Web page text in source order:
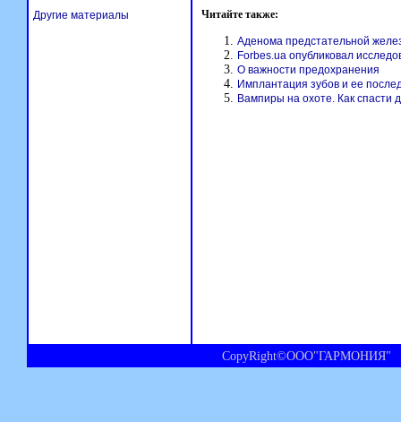
Читайте также:
Аденома предстательной
Forbes.ua опубликовал
О важности предохранения
Имплантация зубов и ее
Вампиры на охоте. Как спасти
Другие материалы